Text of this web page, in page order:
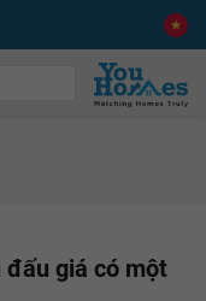
đấu giá có một